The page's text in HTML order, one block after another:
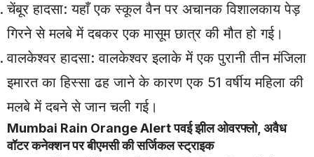
चेंबूर हादसा: यहाँ एक स्कूल वैन पर अचानक विशालकाय पेड़
गिरने से मलबे में दबकर एक मासूम छात्र की मौत हो गई।
वालकेश्वर हादसा: वालकेश्वर इलाके में एक पुरानी तीन मंजिला
इमारत का हिस्सा ढह जाने के कारण एक 51 वर्षीय महिला की
मलबे में दबने से जान चली गई।
Mumbai Rain Orange Alert पवई झील ओवरफ्लो, अवैध
वॉटर कनेक्शन पर बीएमसी की सर्जिकल स्ट्राइक